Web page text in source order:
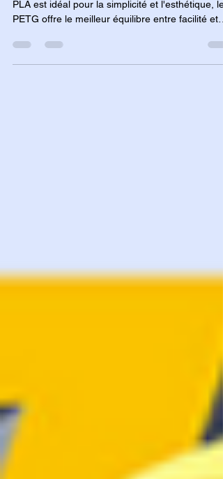
Le choix du filament dépend de vos priorités : le
PETG offre le meilleur équilibre entre facilité et